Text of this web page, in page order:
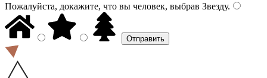
Пожалуйста, докажите, что вы человек, выбрав Звезду.